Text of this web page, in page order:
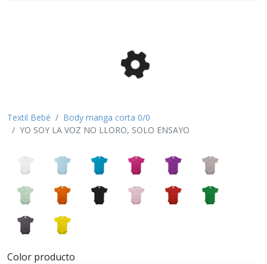
Textil Bebé
Body manga corta 0/0
YO SOY LA VOZ NO LLORO, SOLO ENSAYO
Color producto